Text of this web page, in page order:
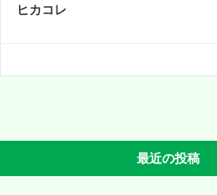
ヒカコレ
最近の投稿